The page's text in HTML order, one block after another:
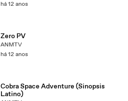
há 12 anos
Zero PV
ANMTV
há 12 anos
Cobra Space Adventure (Sinopsis
Latino)